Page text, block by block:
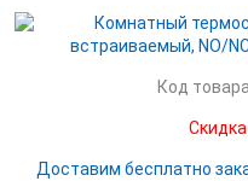
Код
Доставим бесплатно